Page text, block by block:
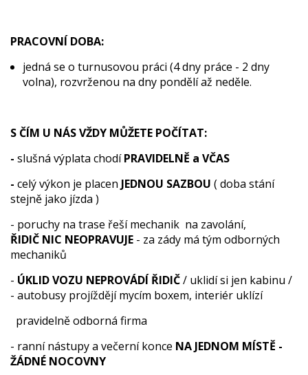
PRACOVNÍ DOBA:
jedná se o turnusovou práci (4 dny práce - 2 dny
volna), rozvrženou na dny pondělí až neděle.
S ČÍM U NÁS VŽDY MŮŽETE POČÍTAT:
- slušná výplata chodíPRAVIDELNĚ a VČAS
- celý výkon je placen JEDNOU SAZBOU ( doba stání
stejně jako jízda )
- poruchy na trase řeší mechanik na zavolání,
ŘIDIČ NIC NEOPRAVUJE - za zády má tým odborných
mechaniků
- ÚKLID VOZU NEPROVÁDÍ ŘIDIČ/ uklidí si jen kabinu /
- autobusy projíždějí mycím boxem, interiér uklízí
pravidelně odborná firma
- ranní nástupy a večerní konce NA JEDNOM MÍSTĚ -
ŽÁDNÉ NOCOVNY